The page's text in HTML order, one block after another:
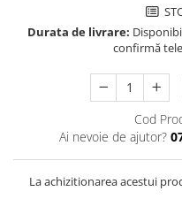
Blitz-uri TTL - Dedicate
Compatibil Sony
Adaptoare stativ port
Comander TTL
Cabluri TTL
Cabluri si Patine Sincron
Durata de livrare:
confirmă
Cod
Ai nevoie de ajutor?
La achizitionarea acestui